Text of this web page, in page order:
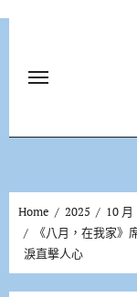
Home 2025
10 月
《八月，在我家
淚直擊人心